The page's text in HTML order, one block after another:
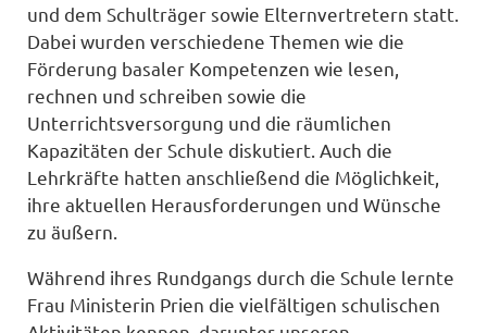
und dem Schulträger sowie Elternvertretern statt.
Dabei wurden verschiedene Themen wie die
Förderung basaler Kompetenzen wie lesen,
rechnen und schreiben sowie die
Unterrichtsversorgung und die räumlichen
Kapazitäten der Schule diskutiert. Auch die
Lehrkräfte hatten anschließend die Möglichkeit,
ihre aktuellen Herausforderungen und Wünsche
zu äußern.
Während ihres Rundgangs durch die Schule lernte
Frau Ministerin Prien die vielfältigen schulischen